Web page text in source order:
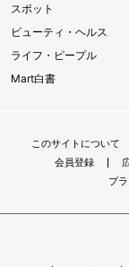
スポット
ビューティ・ヘルス
ライフ・ピープル
Mart白書
このサイトについて
会員登録
プ